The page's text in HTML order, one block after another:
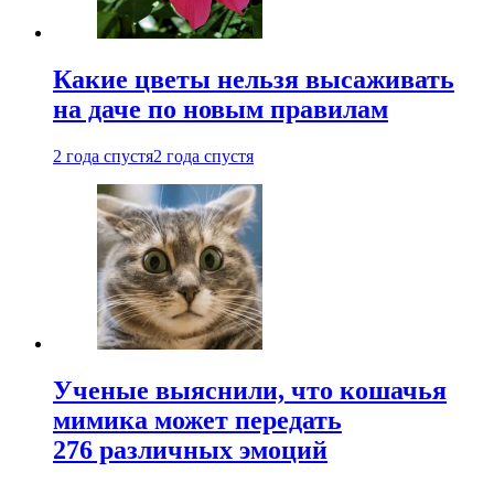
Какие цветы нельзя высаживать
на даче по новым правилам
2 года спустя2 года спустя
Ученые выяснили, что кошачья
мимика может передать
276 различных эмоций